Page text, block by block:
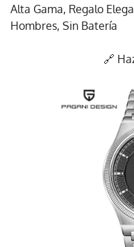
Alta Gama, Regalo
Hombres, Sin Batería
🔗